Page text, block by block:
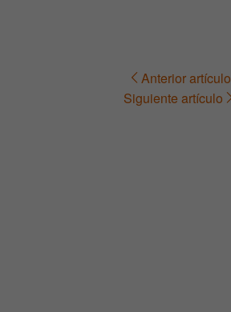
Navegación Anterior artículo
Siguiente artículo